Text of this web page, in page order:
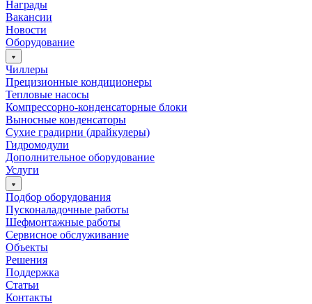
Награды
Вакансии
Новости
Оборудование
Чиллеры
Прецизионные кондиционеры
Тепловые насосы
Компрессорно-конденсаторные блоки
Выносные конденсаторы
Сухие градирни (драйкулеры)
Гидромодули
Дополнительное оборудование
Услуги
Подбор оборудования
Пусконаладочные работы
Шефмонтажные работы
Сервисное обслуживание
Объекты
Решения
Поддержка
Статьи
Контакты